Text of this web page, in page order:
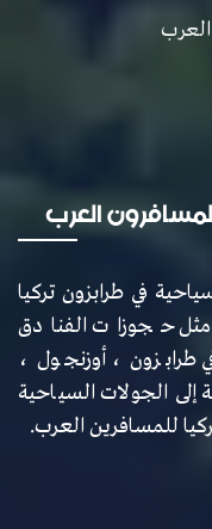
العرب
العرب
في طرابزون تركيا
حجوزات الفنادق
طرابزون ، أوزنجول ،
إلى الجولات السياحية
للمسافرين العرب.